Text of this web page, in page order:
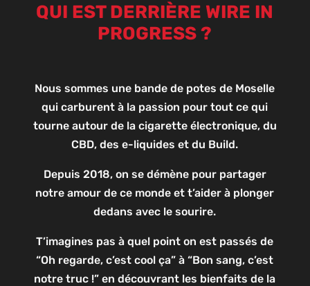
QUI EST DERRIÈRE WIRE IN
PROGRESS ?
Nous sommes une bande de potes de Moselle
qui carburent à la passion pour tout ce qui
tourne autour de la cigarette électronique, du
CBD, des e-liquides et du Build.
Depuis 2018, on se démène pour partager
notre amour de ce monde et t’aider à plonger
dedans avec le sourire.
T’imagines pas à quel point on est passés de
“Oh regarde, c’est cool ça” à “Bon sang, c’est
notre truc !” en découvrant les bienfaits de la